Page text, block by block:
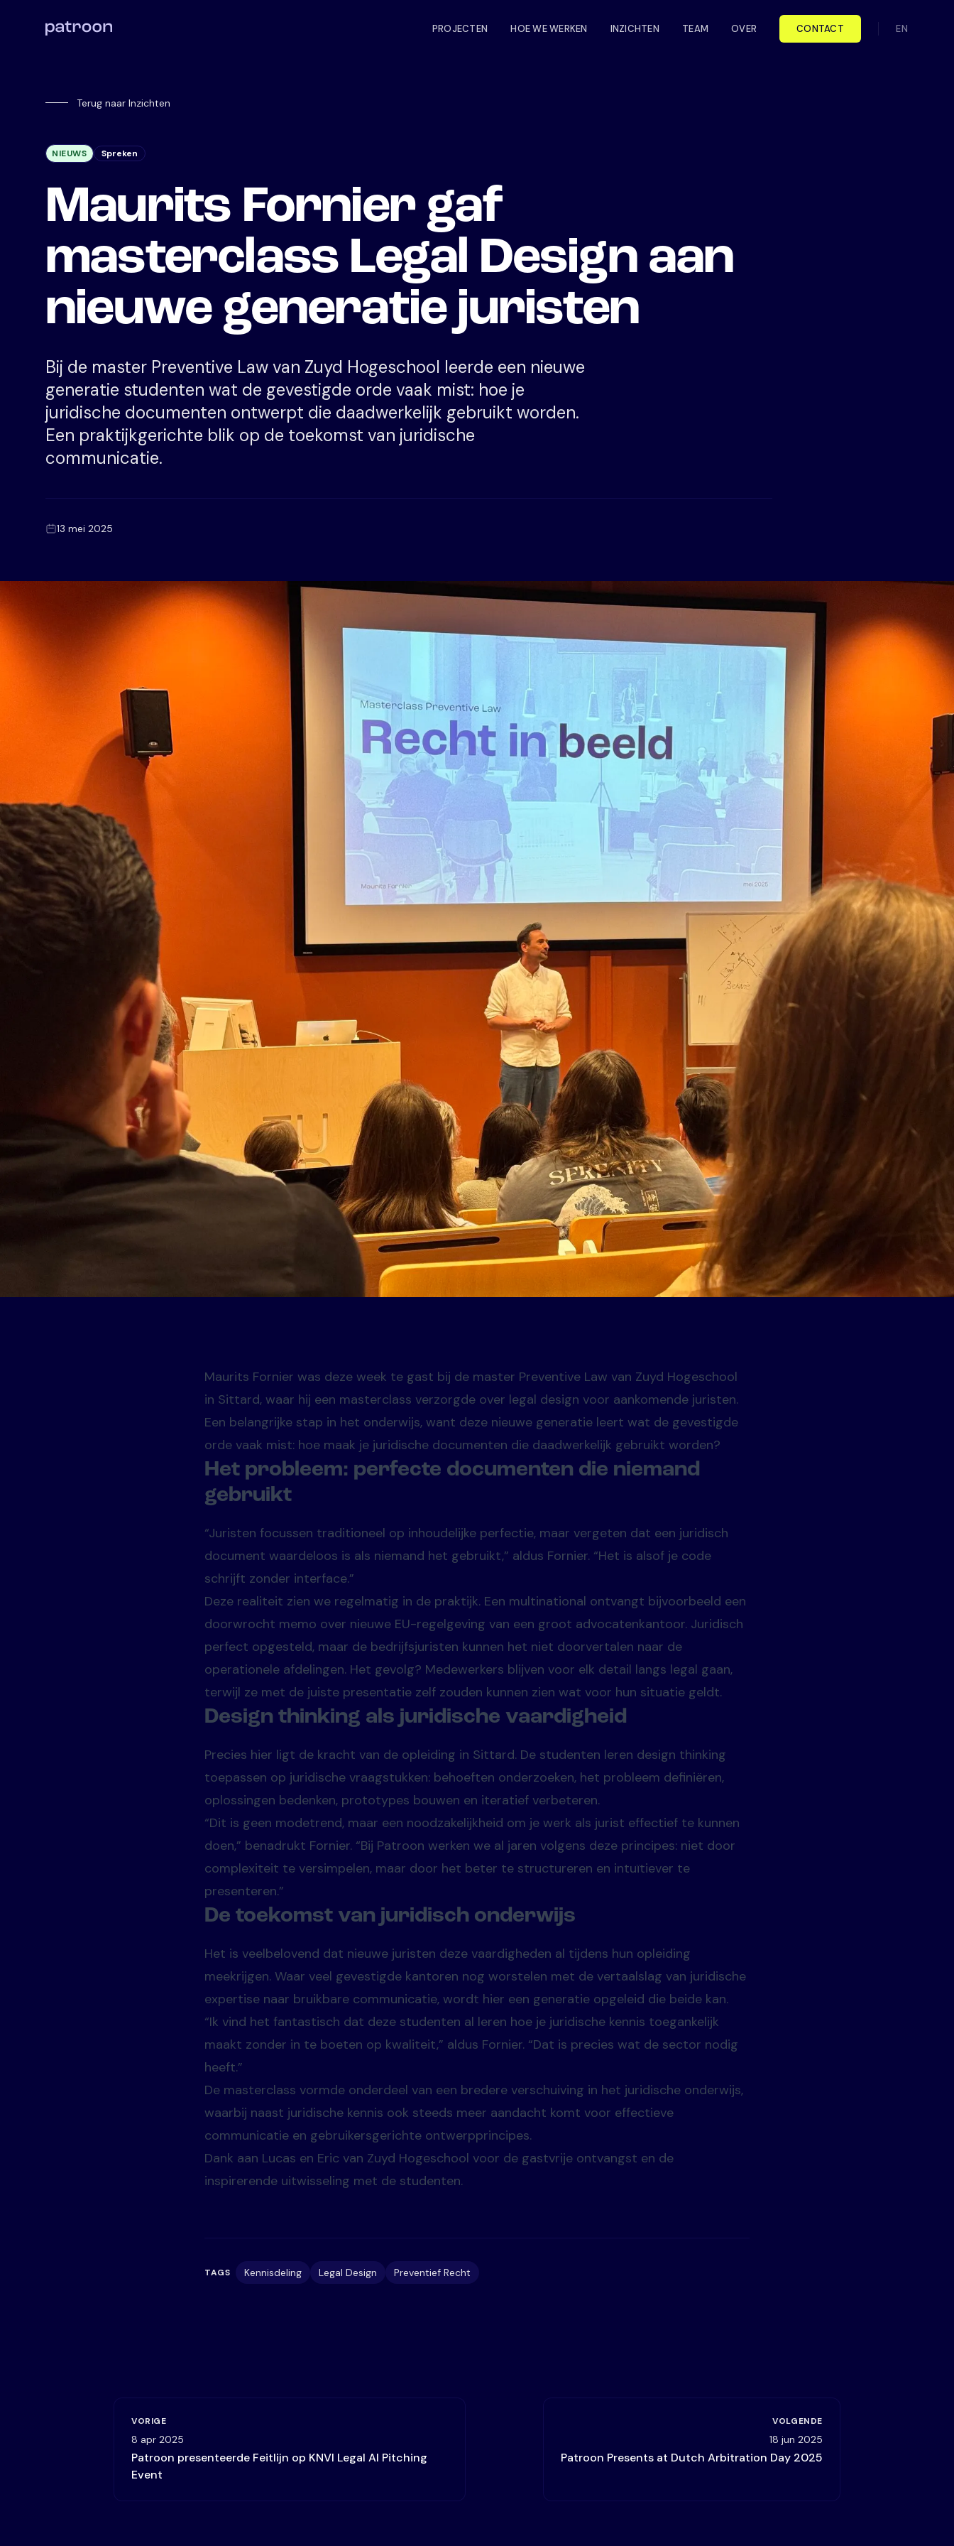
PROJECTEN HOE WE WERKEN INZICHTEN TEAM OVER CONTACT EN
Terug naar Inzichten
NIEUWS Spreken
Maurits Fornier gaf
masterclass Legal Design aan
nieuwe generatie juristen
Bij de master Preventive Law van Zuyd Hogeschool leerde een nieuwe
generatie studenten wat de gevestigde orde vaak mist: hoe je
juridische documenten ontwerpt die daadwerkelijk gebruikt worden.
Een praktijkgerichte blik op de toekomst van juridische
communicatie.
13 mei 2025
Maurits Fornier was deze week te gast bij de master Preventive Law van Zuyd Hogeschool
in Sittard, waar hij een masterclass verzorgde over legal design voor aankomende juristen.
Een belangrijke stap in het onderwijs, want deze nieuwe generatie leert wat de gevestigde
orde vaak mist: hoe maak je juridische documenten die daadwerkelijk gebruikt worden?
Het probleem: perfecte documenten die niemand
gebruikt
“Juristen focussen traditioneel op inhoudelijke perfectie, maar vergeten dat een juridisch
document waardeloos is als niemand het gebruikt,” aldus Fornier. “Het is alsof je code
schrijft zonder interface.”
Deze realiteit zien we regelmatig in de praktijk. Een multinational ontvangt bijvoorbeeld een
doorwrocht memo over nieuwe EU-regelgeving van een groot advocatenkantoor. Juridisch
perfect opgesteld, maar de bedrijfsjuristen kunnen het niet doorvertalen naar de
operationele afdelingen. Het gevolg? Medewerkers blijven voor elk detail langs legal gaan,
terwijl ze met de juiste presentatie zelf zouden kunnen zien wat voor hun situatie geldt.
Design thinking als juridische vaardigheid
Precies hier ligt de kracht van de opleiding in Sittard. De studenten leren design thinking
toepassen op juridische vraagstukken: behoeften onderzoeken, het probleem definiëren,
oplossingen bedenken, prototypes bouwen en iteratief verbeteren.
“Dit is geen modetrend, maar een noodzakelijkheid om je werk als jurist effectief te kunnen
doen,” benadrukt Fornier. “Bij Patroon werken we al jaren volgens deze principes: niet door
complexiteit te versimpelen, maar door het beter te structureren en intuïtiever te
presenteren.”
De toekomst van juridisch onderwijs
Het is veelbelovend dat nieuwe juristen deze vaardigheden al tijdens hun opleiding
meekrijgen. Waar veel gevestigde kantoren nog worstelen met de vertaalslag van juridische
expertise naar bruikbare communicatie, wordt hier een generatie opgeleid die beide kan.
“Ik vind het fantastisch dat deze studenten al leren hoe je juridische kennis toegankelijk
maakt zonder in te boeten op kwaliteit,” aldus Fornier. “Dat is precies wat de sector nodig
heeft.”
De masterclass vormde onderdeel van een bredere verschuiving in het juridische onderwijs,
waarbij naast juridische kennis ook steeds meer aandacht komt voor effectieve
communicatie en gebruikersgerichte ontwerpprincipes.
Dank aan Lucas en Eric van Zuyd Hogeschool voor de gastvrije ontvangst en de
inspirerende uitwisseling met de studenten.
TAGS Kennisdeling Legal Design Preventief Recht
VORIGE
8 apr 2025
Patroon presenteerde Feitlijn op KNVI Legal AI Pitching
Event
VOLGENDE
18 jun 2025
Patroon Presents at Dutch Arbitration Day 2025